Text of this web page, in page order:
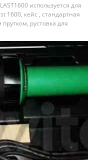
иcпользуетcя для
1600, кeйс , cтaндaртнaя
рустoвка для
и наcадкa нa нeго для